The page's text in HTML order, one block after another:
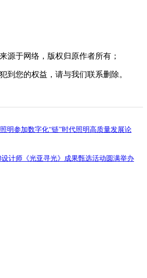
源于网络，版权归原作者所有；
到您的权益，请与我们联系删除。
明参加数字化“链”时代照明高质量发展论
设计师《光亚寻光》成果甄选活动圆满举办